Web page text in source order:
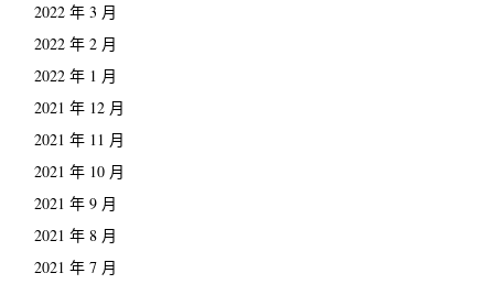
2022 年 3 月
2022 年 2 月
2022 年 1 月
2021 年 12 月
2021 年 11 月
2021 年 10 月
2021 年 9 月
2021 年 8 月
2021 年 7 月